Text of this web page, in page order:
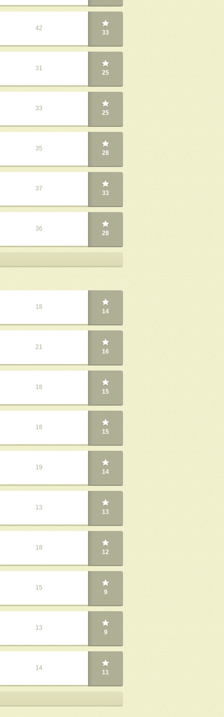
42
33
31
25
33
25
35
28
37
33
36
28
18
14
21
16
18
15
18
15
19
14
13
13
18
12
15
9
13
9
14
11